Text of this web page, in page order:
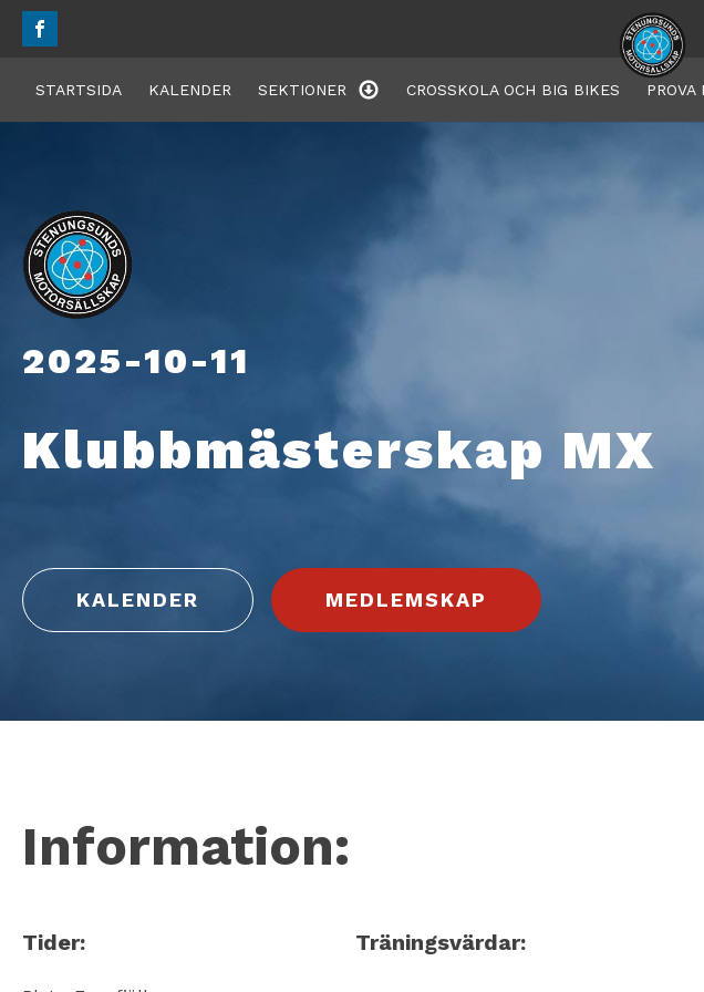
STARTSIDA KALENDER SEKTIONER CROSSKOLA OCH BIG BIKES PROVA
2025-10-11
Klubbmästerskap MX
KALENDER MEDLEMSKAP
Information:
Tider: Träningsvärdar: